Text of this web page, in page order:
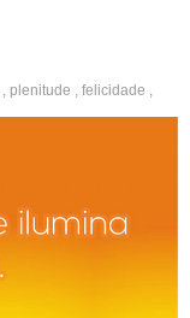
, plenitude , felicidade ,